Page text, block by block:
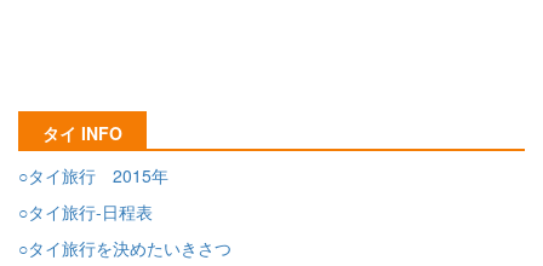
タイ INFO
○タイ旅行 2015年
○タイ旅行-日程表
○タイ旅行を決めたいきさつ